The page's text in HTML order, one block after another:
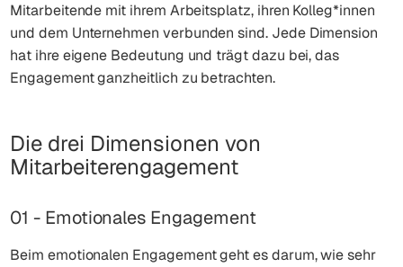
Mitarbeitende mit ihrem Arbeitsplatz, ihren Kolleg*innen
und dem Unternehmen verbunden sind. Jede Dimension
hat ihre eigene Bedeutung und trägt dazu bei, das
Engagement ganzheitlich zu betrachten.
Die drei Dimensionen von
Mitarbeiterengagement
01 - Emotionales Engagement
Beim emotionalen Engagement geht es darum, wie sehr